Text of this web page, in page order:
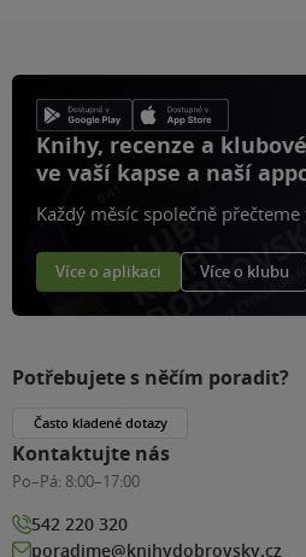
Knihy, recenze a
ve vaší kapse a naší
Každý měsíc společně
Více o aplikaci Více o klubu
Potřebujete s něčím poradit?
Často kladené dotazy
Kontaktujte nás
Po–Pá: 8:00–17:00
542 220 320
poradime@knihydobrovsky.cz